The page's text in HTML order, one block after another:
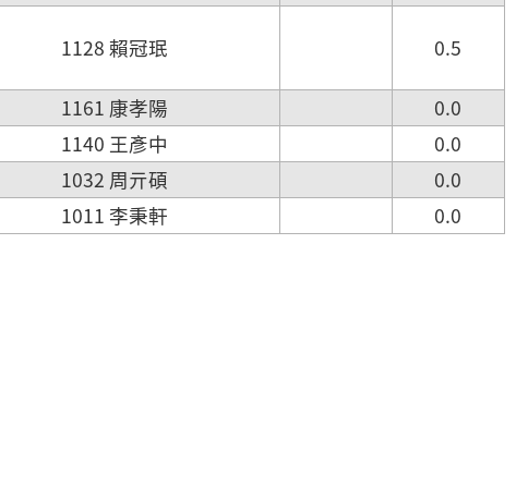
1128 賴冠珉 0.5
1161 康孝陽
0.0
1140 王彥中
0.0
1032 周亓碩
0.0
1011 李秉軒 0.0